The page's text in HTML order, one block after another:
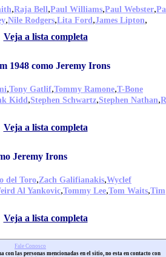
,Raja Bell,Paul Williams,Paul Webster,
,Nile Rodgers,Lita Ford,James Lipton,
Veja a lista completa
1948 como Jeremy Irons
,Tony Gatlif,Tommy Ramone,T-Bone
Kidd,Stephen Schwartz,Stephen Nathan,
Veja a lista completa
Jeremy Irons
del Toro,Zach Galifianakis,Wyclef
Al Yankovic,Tommy Lee,Tom Waits,Tim
Veja a lista completa
Fale Conosco
las personas mencionadas en el sitio, no esta en contacto con